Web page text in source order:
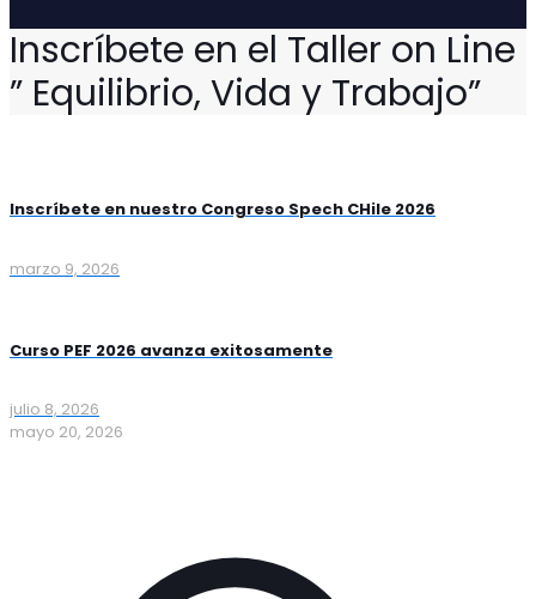
Inscríbete en el Taller on Line
” Equilibrio, Vida y Trabajo”
Inscríbete en nuestro Congreso Spech CHile 2026
marzo 9, 2026
Curso PEF 2026 avanza exitosamente
julio 8, 2026
mayo 20, 2026